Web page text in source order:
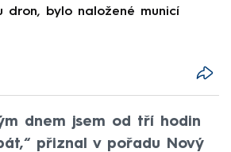
dron, bylo naložené municí
dnem jsem od tří hodin
přiznal v pořadu Nový